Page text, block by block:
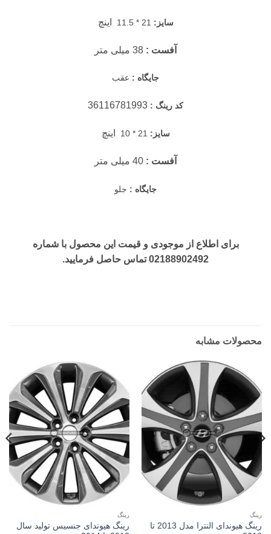
سایز: 21 * 11.5 اینچ
آفست :
جایگاه : عقب
کد رینگ :
سایز: 21 * 10 اینچ
آفست :
جایگاه : جلو
برای اطلاع از موجودی و قیمت این محصول با شماره
02188902492 تماس حاصل فرمایید.
محصولات مشابه
رینگ
رینگ هیوندای النترا مدل 2013 تا
رینگ
رینگ هیوندای جنسیس تولید سال